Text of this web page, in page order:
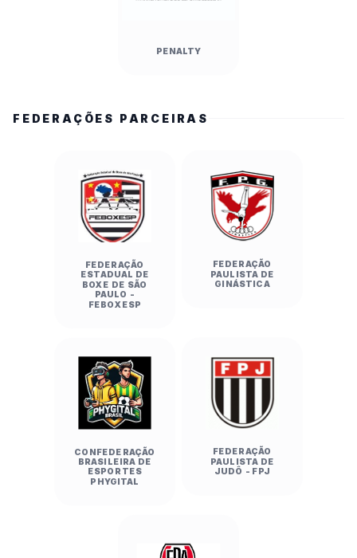
PENALTY
FEDERAÇÕES PARCEIRAS
FEDERAÇÃO
ESTADUAL DE
BOXE DE SÃO
PAULO -
FEBOXESP
FEDERAÇÃO
PAULISTA DE
GINÁSTICA
CONFEDERAÇÃO
BRASILEIRA DE
ESPORTES
PHYGITAL
FEDERAÇÃO
PAULISTA DE
JUDÔ - FPJ